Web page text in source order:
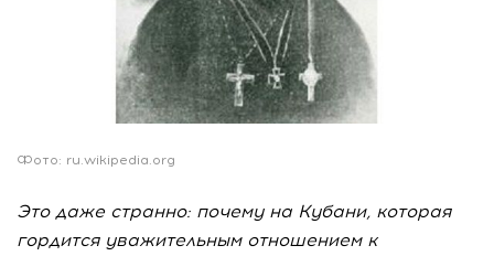
Фото: ru.wikipedia.org
Это даже странно: почему на Кубани, которая
гордится уважительным отношением к